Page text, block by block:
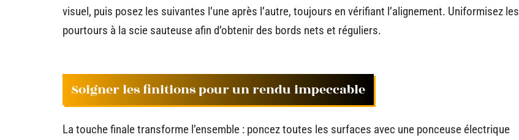
visuel, puis posez les suivantes l’une après l’autre, toujours en vérifiant l’alignement. Uniformisez les
pourtours à la scie sauteuse afin d’obtenir des bords nets et réguliers.
Soigner les finitions pour un rendu impeccable
La touche finale transforme l’ensemble : poncez toutes les surfaces avec une ponceuse électrique